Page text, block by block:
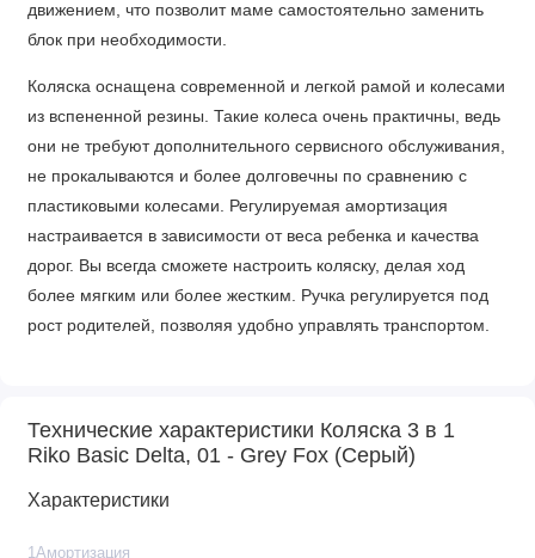
движением, что позволит маме самостоятельно заменить
блок при необходимости.
Коляска оснащена современной и легкой рамой и колесами
из вспененной резины. Такие колеса очень практичны, ведь
они не требуют дополнительного сервисного обслуживания,
не прокалываются и более долговечны по сравнению с
пластиковыми колесами. Регулируемая амортизация
настраивается в зависимости от веса ребенка и качества
дорог. Вы всегда сможете настроить коляску, делая ход
более мягким или более жестким. Ручка регулируется под
рост родителей, позволяя удобно управлять транспортом.
• Люлечка выполнена из ударопрочного пластика
• Большой ветрозащитный отворот закроет малыша от ветра
• Накидка на молнии - вам не надо беспокоиться что она
Технические характеристики Коляска 3 в 1
Riko Basic Delta, 01 - Grey Fox (Серый)
Характеристики
1Амортизация